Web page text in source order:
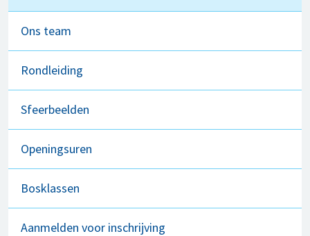
Ons team
Rondleiding
Sfeerbeelden
Openingsuren
Bosklassen
Aanmelden voor inschrijving